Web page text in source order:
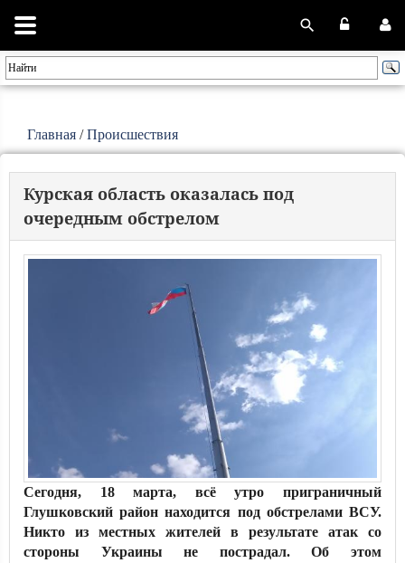
Главная /Происшествия
Курская область оказалась под
очередным обстрелом
Сегодня, 18 марта, всё утро приграничный
Глушковский район находится под обстрелами ВСУ.
Никто из местных жителей в результате атак со
стороны Украины не пострадал. Об этом